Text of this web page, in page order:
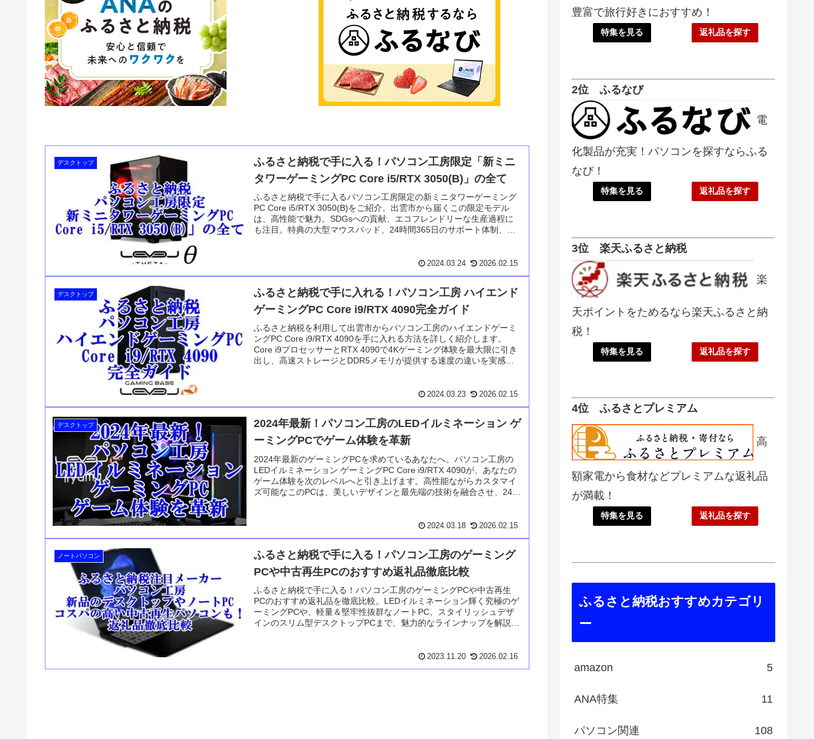
デスクトップ
ふるさと納税で手に入る！パソコン工房限定「新ミニ
タワーゲーミングPC Core i5/RTX 3050(B)」の全て
ふるさと納税で手に入るパソコン工房限定の新ミニタワーゲーミング
PC Core i5/RTX 3050(B)をご紹介。出雲市から届くこの限定モデル
は、高性能で魅力。SDGsへの貢献、エコフレンドリーな生産過程に
も注目。特典の大型マウスパッド、24時間365日のサポート体制、セ
2024.03.24 2026.02.15
デスクトップ
ふるさと納税で手に入れる！パソコン工房 ハイエンド
ゲーミングPC Core i9/RTX 4090完全ガイド
ふるさと納税を利用して出雲市からパソコン工房のハイエンドゲーミ
ングPC Core i9/RTX 4090を手に入れる方法を詳しく紹介します。
Core i9プロセッサーとRTX 4090で4Kゲーミング体験を最大限に引き
出し、高速ストレージとDDR5メモリが提供する速度の違いを実感し
ンテナンス体制、満足感まで、あなたのゲーミングライフをアップグ
レードする完全ガイドです。
2024.03.23 2026.02.15
デスクトップ
2024年最新！パソコン工房のLEDイルミネーション ゲ
ーミングPCでゲーム体験を革新
2024年最新のゲーミングPCを求めているあなたへ。パソコン工房の
LEDイルミネーション ゲーミングPC Core i9/RTX 4090が、あなたの
ゲーム体験を次のレベルへと引き上げます。高性能ながらカスタマイ
ズ可能なこのPCは、美しいデザインと最先端の技術を融合させ、24時
2024.03.18 2026.02.15
ノートパソコン
ふるさと納税で手に入る！パソコン工房のゲーミング
PCや中古再生PCのおすすめ返礼品徹底比較
ふるさと納税で手に入る！パソコン工房のゲーミングPCや中古再生
PCのおすすめ返礼品を徹底比較。LEDイルミネーション輝く究極のゲ
ーミングPCや、軽量＆堅牢性抜群なノートPC、スタイリッシュデザ
インのスリム型デスクトップPCまで、魅力的なラインナップを解説。
2023.11.20 2026.02.16
豊富で旅行好きにおすすめ！
特集を見る 返礼品を探す
2位 ふるなび
電
化製品が充実！パソコンを探すならふる
なび！
特集を見る 返礼品を探す
3位 楽天ふるさと納税
楽
天ポイントをためるなら楽天ふるさと納
税！
特集を見る 返礼品を探す
4位 ふるさとプレミアム
高
額家電から食材などプレミアムな返礼品
が満載！
特集を見る 返礼品を探す
ふるさと納税おすすめカテゴリ
ー
amazon 5
ANA特集 11
パソコン関連 108